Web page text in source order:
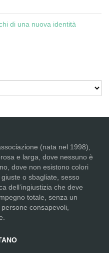
di una nuova identità
(nata nel 1998),
e larga, dove nessuno è
dove non esistono colori
o sbagliate, sesso
dell’ingiustizia che deve
totale, senza un
consapevoli,